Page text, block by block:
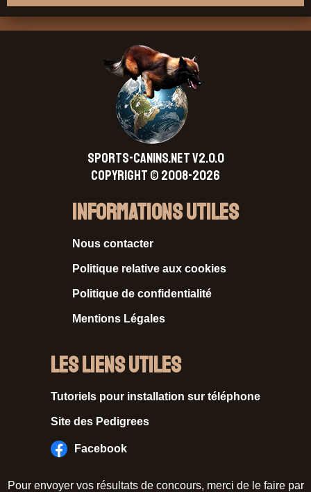
SPORTS-CANINS.NET V2.0.0
Copyright © 2008-2026
Informations Utiles
Nous contacter
Politique relative aux cookies
Politique de confidentialité
Mentions Légales
Les liens utiles
Tutoriels pour installation sur téléphone
Site des Pedigrees
Facebook
Pour envoyer vos résultats de concours, merci de le faire par